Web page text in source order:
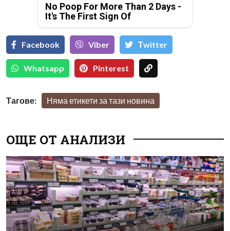
No Poop For More Than 2 Days -
It's The First Sign Of
Facebook Viber Тwitter
Whatsapp Pinterest
Тагове: Няма етикети за тази новина
ОЩЕ ОТ АНАЛИЗИ